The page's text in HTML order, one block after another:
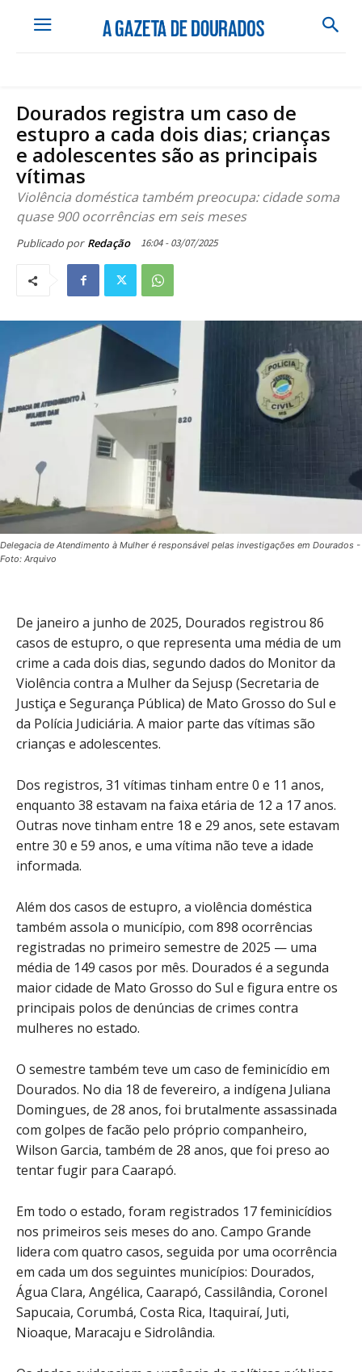
Dourados registra um caso de
estupro a cada dois dias; crianças
e adolescentes são as principais
vítimas
Violência doméstica também preocupa: cidade soma
quase 900 ocorrências em seis meses
Publicado por Redação 16:04 - 03/07/2025
Delegacia de Atendimento à Mulher é responsável pelas investigações em Dourados -
Foto: Arquivo
De janeiro a junho de 2025, Dourados registrou 86
casos de estupro, o que representa uma média de um
crime a cada dois dias, segundo dados do Monitor da
Violência contra a Mulher da Sejusp (Secretaria de
Justiça e Segurança Pública) de Mato Grosso do Sul e
da Polícia Judiciária. A maior parte das vítimas são
crianças e adolescentes.
Dos registros, 31 vítimas tinham entre 0 e 11 anos,
enquanto 38 estavam na faixa etária de 12 a 17 anos.
Outras nove tinham entre 18 e 29 anos, sete estavam
entre 30 e 59 anos, e uma vítima não teve a idade
informada.
Além dos casos de estupro, a violência doméstica
também assola o município, com 898 ocorrências
registradas no primeiro semestre de 2025 — uma
média de 149 casos por mês. Dourados é a segunda
maior cidade de Mato Grosso do Sul e figura entre os
principais polos de denúncias de crimes contra
mulheres no estado.
O semestre também teve um caso de feminicídio em
Dourados. No dia 18 de fevereiro, a indígena Juliana
Domingues, de 28 anos, foi brutalmente assassinada
com golpes de facão pelo próprio companheiro,
Wilson Garcia, também de 28 anos, que foi preso ao
tentar fugir para Caarapó.
Em todo o estado, foram registrados 17 feminicídios
nos primeiros seis meses do ano. Campo Grande
lidera com quatro casos, seguida por uma ocorrência
em cada um dos seguintes municípios: Dourados,
Água Clara, Angélica, Caarapó, Cassilândia, Coronel
Sapucaia, Corumbá, Costa Rica, Itaquiraí, Juti,
Nioaque, Maracaju e Sidrolândia.